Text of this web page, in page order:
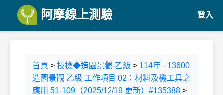
阿摩線上測驗 登入
首頁 > 技檢◆造園景觀-乙級 > 114年 - 13600
造園景觀 乙級 工作項目 02：材料及機工具之
應用 51-109（2025/12/19 更新）#135388 >